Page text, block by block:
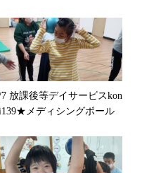
7 放課後等デイサービスkon
メディシングボール